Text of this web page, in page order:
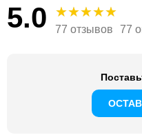
5.0 77 отзывов 77